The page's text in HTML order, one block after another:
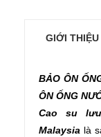
GIỚI THIỆU
BẢO ÔN
ÔN ỐNG
Cao su
Malaysia là